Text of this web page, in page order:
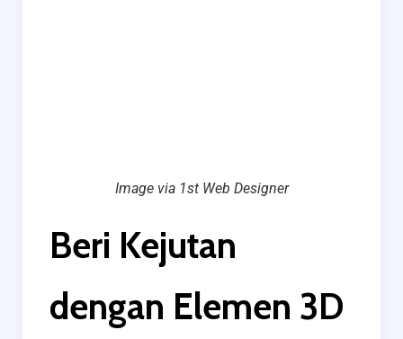
Image via 1st Web Designer
Beri Kejutan
dengan Elemen 3D